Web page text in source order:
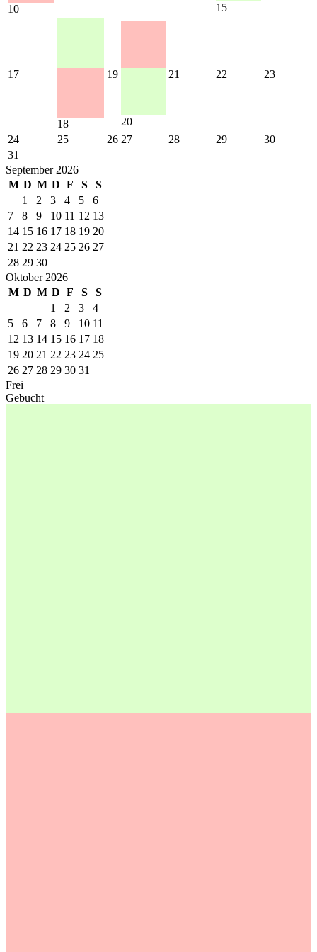
10 15
17
18
19
20
21 22 23
24 25 26 27 28 29
30
31
September 2026
M D M D F S
S
1
2 3 4 5
6
7
8 9 10 11 12 13
14 15 16 17 18 19 20
21 22 23 24 25 26 27
28 29 30
Oktober 2026
M D M D F S
S
1
2 3
4
5
6 7 8 9 10 11
12 13 14 15 16 17 18
19 20 21 22 23 24 25
26 27 28 29 30 31
Frei
Gebucht